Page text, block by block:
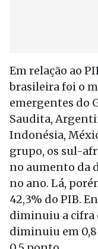
Em relação ao
brasileira foi o
emergentes do
Saudita,
Indonésia,
grupo, os sul-
no aumento da
no ano. Lá,
42,3% do PIB.
diminuiu a cifra
diminuiu em